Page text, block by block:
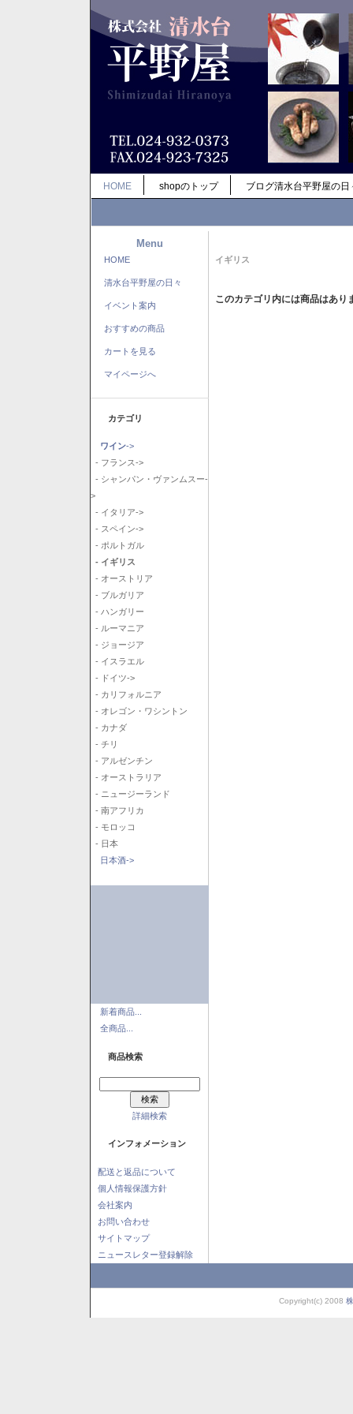
HOME shopのトップ ブログ清水台平野屋の日
Menu
HOME
清水台平野屋の日々
イベント案内
おすすめの商品
カートを見る
マイページへ
カテゴリ
ワイン->
- フランス->
- シャンパン・ヴァンムスー-
>
- イタリア->
- スペイン->
- ポルトガル
- イギリス
- オーストリア
- ブルガリア
- ハンガリー
- ルーマニア
- ジョージア
- イスラエル
- ドイツ->
- カリフォルニア
- オレゴン・ワシントン
- カナダ
- チリ
- アルゼンチン
- オーストラリア
- ニュージーランド
- 南アフリカ
- モロッコ
- 日本
日本酒->
新着商品...
全商品...
商品検索
詳細検索
インフォメーション
配送と返品について
個人情報保護方針
会社案内
お問い合わせ
サイトマップ
ニュースレター登録解除
イギリス
このカテゴリ内には商品はあり
Copyright(c) 2008